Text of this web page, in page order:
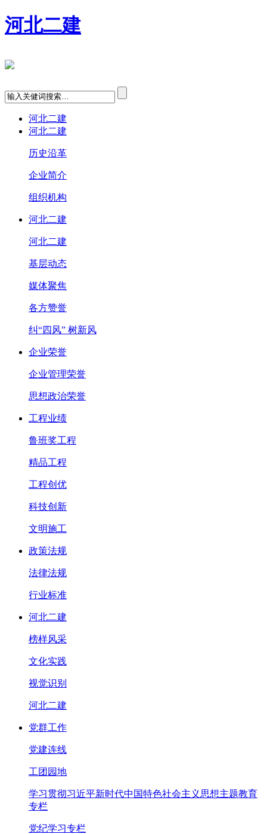
河北二建
河北二建
河北二建
历史沿革
企业简介
组织机构
河北二建
河北二建
基层动态
媒体聚焦
各方赞誉
纠“四风” 树新风
企业荣誉
企业管理荣誉
思想政治荣誉
工程业绩
鲁班奖工程
精品工程
工程创优
科技创新
文明施工
政策法规
法律法规
行业标准
河北二建
榜样风采
文化实践
视觉识别
河北二建
党群工作
党建连线
工团园地
学习贯彻习近平新时代中国特色社会主义思想主题教育
专栏
党纪学习专栏